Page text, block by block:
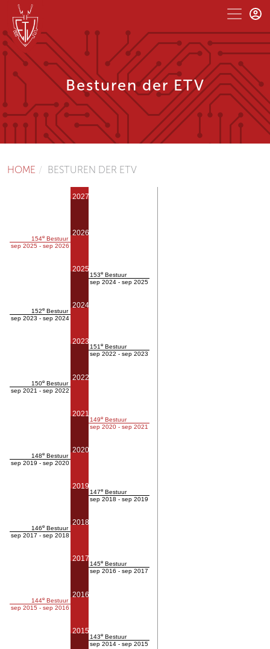
Besturen der ETV
HOME BESTUREN DER ETV
154e Bestuur
sep 2025 - sep 2026
152e Bestuur
sep 2023 - sep 2024
150e Bestuur
sep 2021 - sep 2022
148e Bestuur
sep 2019 - sep 2020
146e Bestuur
sep 2017 - sep 2018
144e Bestuur
sep 2015 - sep 2016
2027
2026
2025
2024
2023
2022
2021
2020
2019
2018
2017
2016
2015
153e Bestuur
sep 2024 - sep 2025
151 e Bestuur
sep 2022 - sep 2023
149e Bestuur
sep 2020 - sep 2021
147e Bestuur
sep 2018 - sep 2019
145e Bestuur
sep 2016 - sep 2017
143e Bestuur
sep 2014 - sep 2015